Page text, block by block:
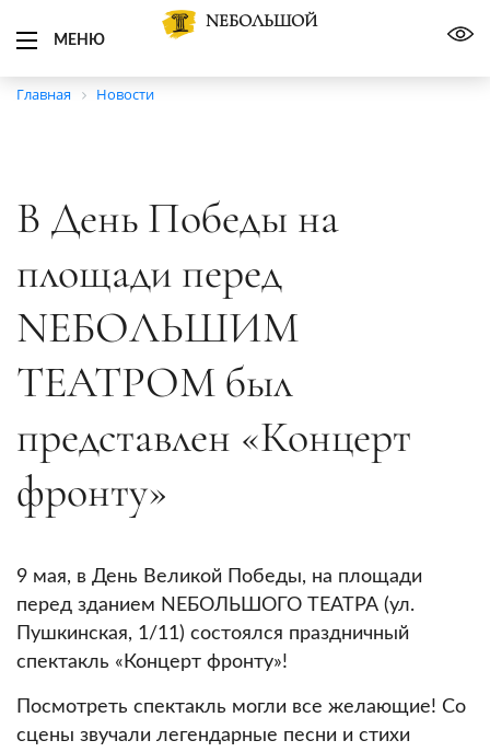
МЕНЮ
NЕБОЛЬШОЙ
Главная Новости
В День Победы на
площади перед
NEБОЛЬШИМ
ТЕАТРОМ был
представлен «Концерт
фронту»
9 мая, в День Великой Победы, на площади
перед зданием NEБОЛЬШОГО ТЕАТРА (ул.
Пушкинская, 1/11) состоялся праздничный
спектакль «Концерт фронту»!
Посмотреть спектакль могли все желающие! Со
сцены звучали легендарные песни и стихи